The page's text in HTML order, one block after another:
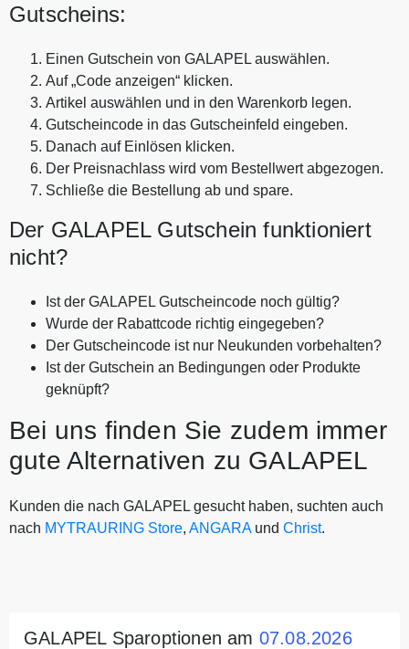
Gutscheins:
Einen Gutschein von GALAPEL auswählen.
Auf „Code anzeigen“ klicken.
Artikel auswählen und in den Warenkorb legen.
Gutscheincode in das Gutscheinfeld eingeben.
Danach auf Einlösen klicken.
Der Preisnachlass wird vom Bestellwert abgezogen.
Schließe die Bestellung ab und spare.
Der GALAPEL Gutschein funktioniert
nicht?
Ist der GALAPEL Gutscheincode noch gültig?
Wurde der Rabattcode richtig eingegeben?
Der Gutscheincode ist nur Neukunden vorbehalten?
Ist der Gutschein an Bedingungen oder Produkte
geknüpft?
Bei uns finden Sie zudem immer
gute Alternativen zu GALAPEL
Kunden die nach GALAPEL gesucht haben, suchten auch
nach MYTRAURING Store, ANGARAund Christ.
GALAPEL Sparoptionen am 07.08.2026